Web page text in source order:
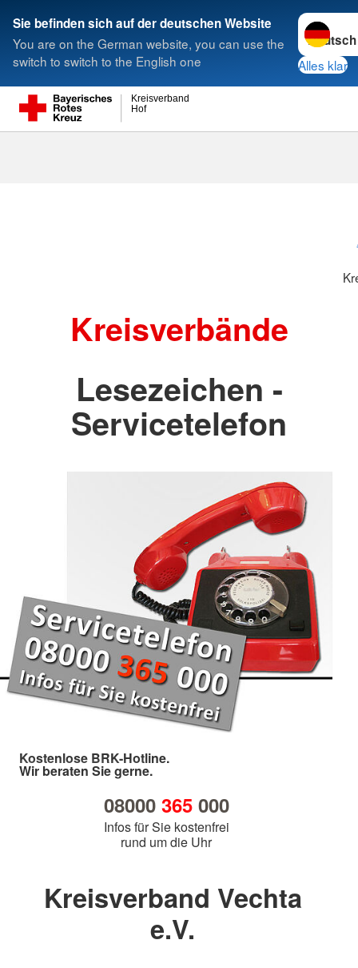
Sie befinden sich auf der deutschen Website
You are on the German website, you can use the
switch to switch to the English one
Sprache
Alles klar
Hof
Kreisverband
Suche
Kreisverbände
Lesezeichen -
Servicetelefon
Kostenlose BRK-Hotline.
Wir beraten Sie gerne.
08000 365000
Infos für Sie kostenfrei
rund um die Uhr
Kreisverband Vechta
e.V.